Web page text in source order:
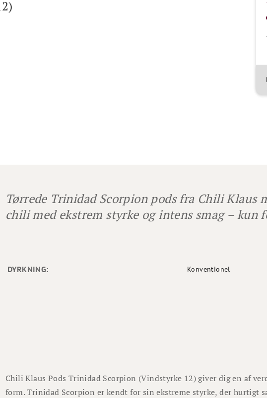
Tørrede Trinidad Scorpion pods fra Chili Klaus
chili med ekstrem styrke og intens smag – kun
DYRKNING: Konventionel
Chili Klaus Pods Trinidad Scorpion (Vindstyrke 12) giver dig en af
form. Trinidad Scorpion er kendt for sin ekstreme styrke, der hurtigt